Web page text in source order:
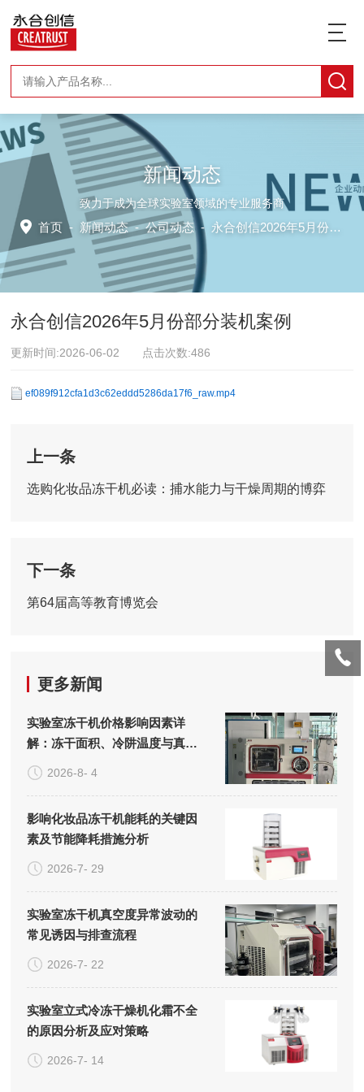
新闻动态
致力于成为全球实验室领域的专业服务商
首页 - 新闻动态-公司动态 - 永合创信2026年5月份部分装机案例
永合创信2026年5月份部分装机案例
更新时间:2026-06-02 点击次数:486
ef089f912cfa1d3c62eddd5286da17f6_raw.mp4
上一条
选购化妆品冻干机必读：捕水能力与干燥周期的博弈
下一条
第64届高等教育博览会
更多新闻
实验室冻干机价格影响因素详
解：冻干面积、冷阱温度与真空
系统的成本构成
2026-8- 4
影响化妆品冻干机能耗的关键因
素及节能降耗措施分析
2026-7- 29
实验室冻干机真空度异常波动的
常见诱因与排查流程
2026-7- 22
实验室立式冷冻干燥机化霜不全
的原因分析及应对策略
2026-7- 14